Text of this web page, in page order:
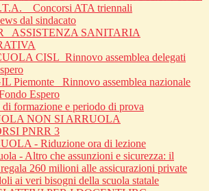
_ Concorsi ATA triennali
dal sindacato
ASSISTENZA SANITARIA
CISL_Rinnovo assemblea delegati
Piemonte _Rinnovo assemblea nazionale
Espero
di formazione e periodo di prova
NON SI ARRUOLA
PNRR 3
- Riduzione ora di lezione
- Altro che assunzioni e sicurezza: il
260 milioni alle assicurazioni private
ai veri bisogni della scuola statale